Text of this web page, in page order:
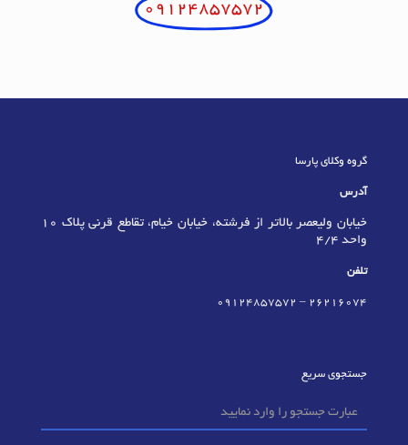
09124857572
گروه وکلای پارسا
آدرس
خیابان ولیعصر بالاتر از فرشته، خیابان خیام، تقاطع قرنی پلاک 10
واحد 4/4
تلفن
٢٦٢١٦٠٧٤ –
09124857572
جستجوی سریع